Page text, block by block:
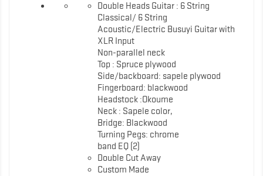
Double Heads Guitar : 6 String
Classical/ 6 String
Acoustic/Electric Busuyi Guitar with
XLR Input
Non-parallel neck
Top : Spruce plywood
Side/backboard: sapele plywood
Fingerboard: blackwood
Headstock :Okoume
Neck : Sapele color,
Bridge: Blackwood
Turning Pegs: chrome
band EQ (2)
Double Cut Away
Custom Made